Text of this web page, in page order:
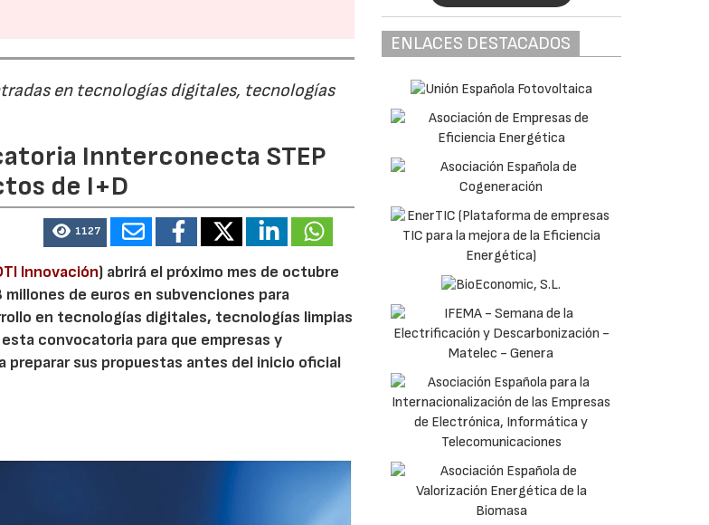
en tecnologías digitales, tecnologías
Innterconecta STEP
de I+D
1127
Innovación) abrirá el próximo mes de octubre
de euros en subvenciones para
en tecnologías digitales, tecnologías limpias
convocatoria para que empresas y
preparar sus propuestas antes del inicio oficial
ENLACES DESTACADOS